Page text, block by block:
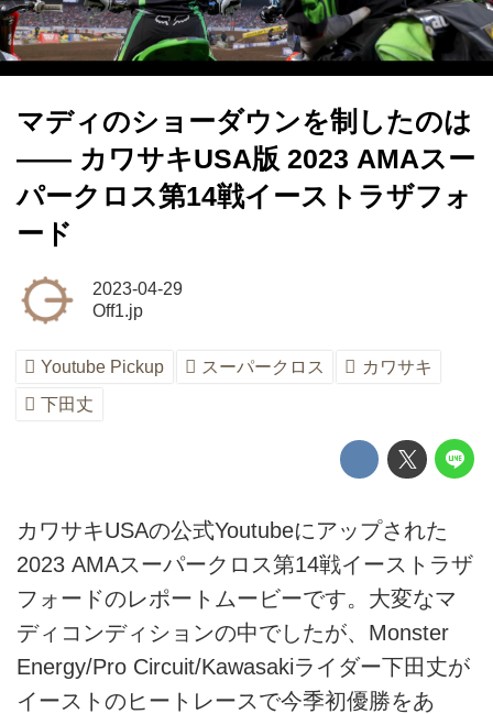
マディのショーダウンを制したのは
―― カワサキUSA版 2023 AMAスー
パークロス第14戦イーストラザフォ
ード
2023-04-29
Off1.jp
Youtube Pickup スーパークロス
カワサキ
下田丈
カワサキUSAの公式Youtubeにアップされた
2023 AMAスーパークロス第14戦イーストラザ
フォードのレポートムービーです。大変なマ
ディコンディションの中でしたが、Monster
Energy/Pro Circuit/Kawasakiライダー下田丈が
イーストのヒートレースで今季初優勝をあ